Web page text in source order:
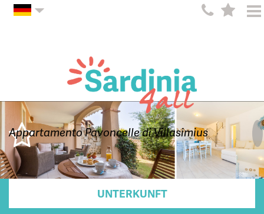
Appartamento Pavoncelle di Villasimius
UNTERKUNFT